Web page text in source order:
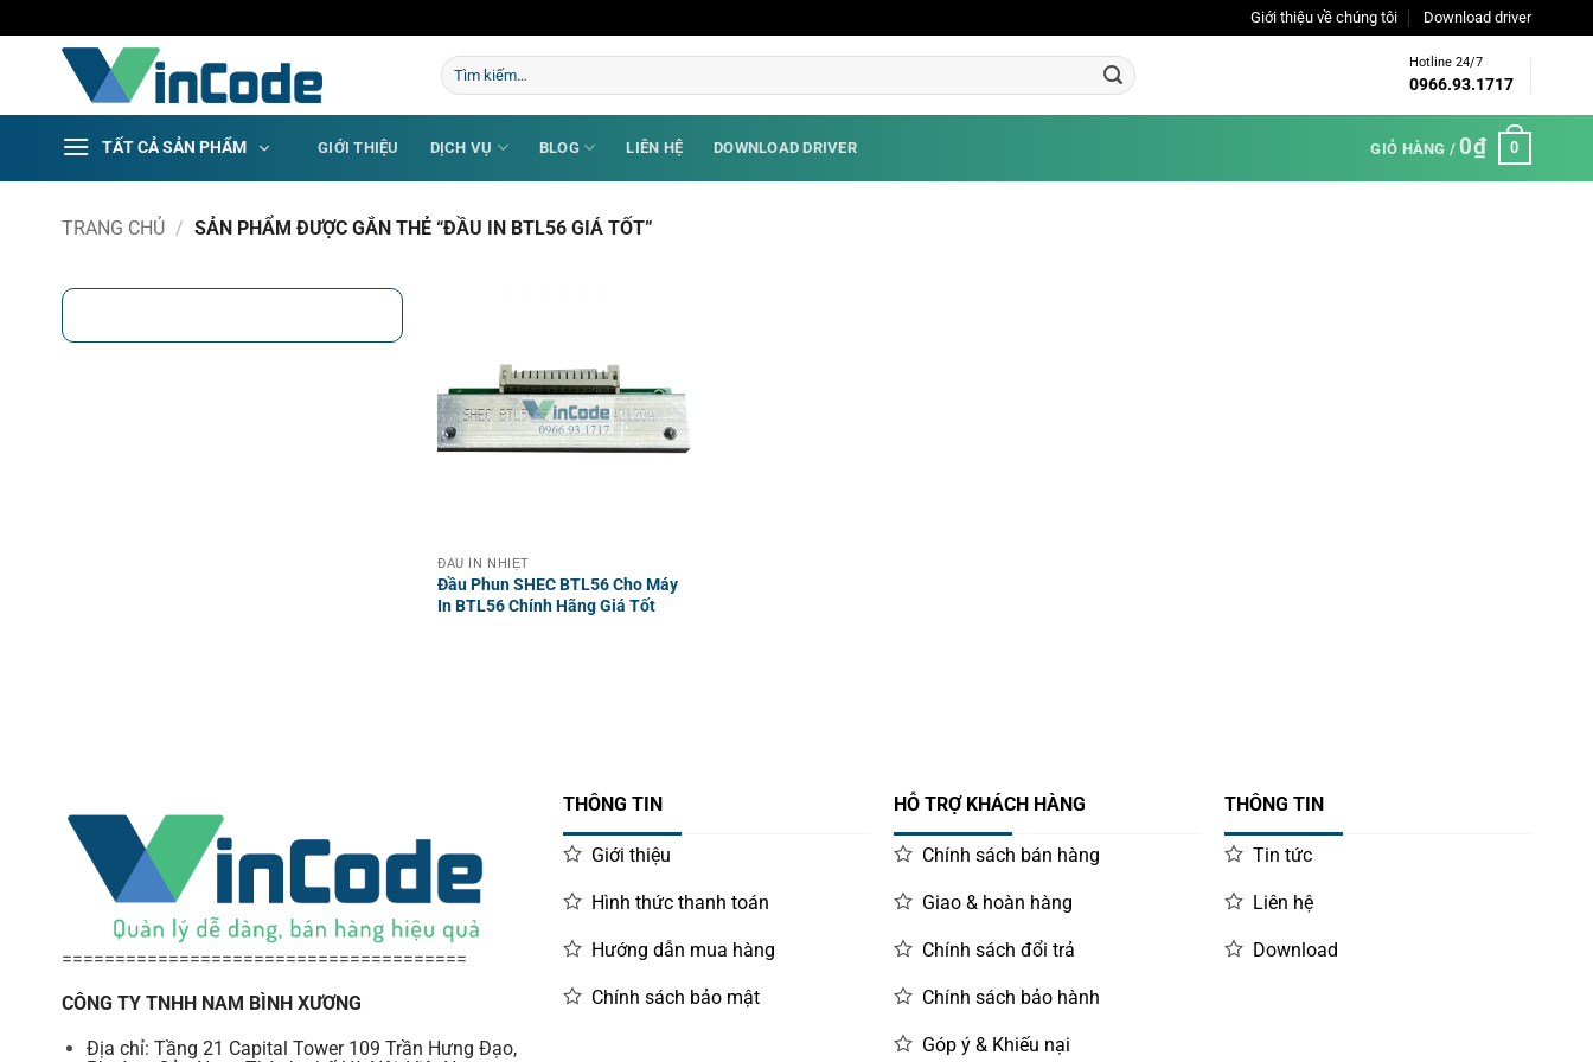
qua
Giới thiệu về chúng tôi Download driver
Tìm
kiếm:
Hotline 24/7
0966.93.1717
TẤT CẢ SẢN PHẨM GIỚI THIỆU DỊCH VỤ BLOG LIÊN HỆ DOWNLOAD DRIVER GIỎ HÀNG / 0₫ 0
TRANG CHỦ / SẢN PHẨM ĐƯỢC GẮN THẺ “ĐẦU IN BTL56 GIÁ TỐT”
ĐẦU IN NHIỆT
Đầu Phun SHEC BTL56 Cho Máy
In BTL56 Chính Hãng Giá Tốt
======================================
CÔNG TY TNHH NAM BÌNH XƯƠNG
Địa chỉ: Tầng 21 Capital Tower 109 Trần Hưng Đạo,
THÔNG TIN
Giới thiệu
Hình thức thanh toán
Hướng dẫn mua hàng
Chính sách bảo mật
HỖ TRỢ KHÁCH HÀNG
Chính sách bán hàng
Giao & hoàn hàng
Chính sách đổi trả
Chính sách bảo hành
Góp ý & Khiếu nại
THÔNG TIN
Tin tức
Liên hệ
Download